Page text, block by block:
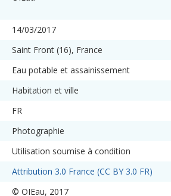
14/03/2017
Saint Front (16), France
Eau potable et assainissement
Habitation et ville
FR
Photographie
Utilisation soumise à condition
Attribution 3.0 France (CC BY 3.0 FR)
© OIEau, 2017